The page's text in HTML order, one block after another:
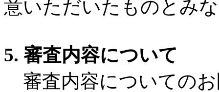
意いただいたものとみ
5. 審査内容について
審査内容についての